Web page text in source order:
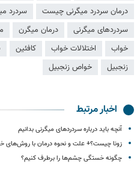
درمان سردرد میگرنی چیست
سردرد
سردردهای میگرنی
درمان میگرن
خواب
اختلالات خواب کافئین
زنجبیل
خواص زنجبیل
اخبار مرتبط
آنچه باید درباره سردردهای میگرنی بدانیم
زونا چیست؟+ علت و نحوه درمان با روش‌های
چگونه خستگی چشم‌ها را برطرف کنیم؟